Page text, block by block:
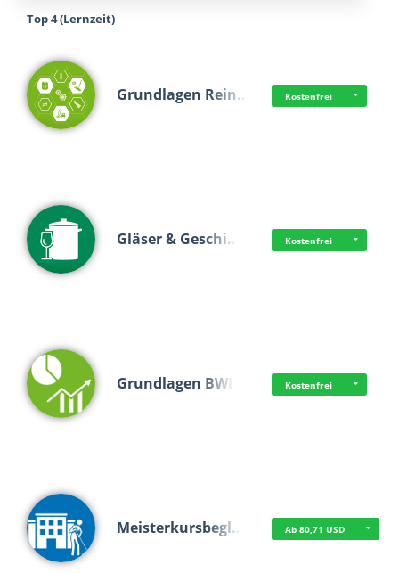
Top 4 (Lernzeit)
Grundlagen Rein… Kostenfrei
Gläser & Geschi… Kostenfrei
Grundlagen BWL Kostenfrei
Meisterkursbegl… Ab 80,71 USD